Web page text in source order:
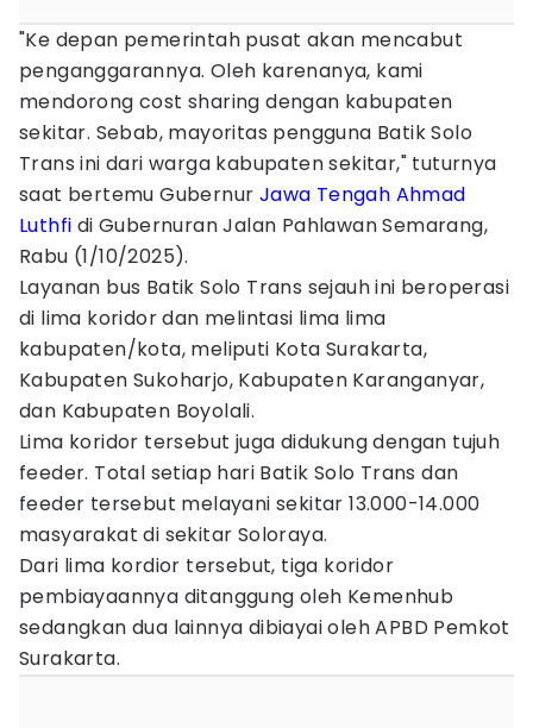
"Ke depan pemerintah pusat akan mencabut
penganggarannya. Oleh karenanya, kami
mendorong cost sharing dengan kabupaten
sekitar. Sebab, mayoritas pengguna Batik Solo
Trans ini dari warga kabupaten sekitar," tuturnya
saat bertemu Gubernur Jawa Tengah Ahmad
Luthfi di Gubernuran Jalan Pahlawan Semarang,
Rabu (1/10/2025).
Layanan bus Batik Solo Trans sejauh ini beroperasi
di lima koridor dan melintasi lima lima
kabupaten/kota, meliputi Kota Surakarta,
Kabupaten Sukoharjo, Kabupaten Karanganyar,
dan Kabupaten Boyolali.
Lima koridor tersebut juga didukung dengan tujuh
feeder. Total setiap hari Batik Solo Trans dan
feeder tersebut melayani sekitar 13.000-14.000
masyarakat di sekitar Soloraya.
Dari lima kordior tersebut, tiga koridor
pembiayaannya ditanggung oleh Kemenhub
sedangkan dua lainnya dibiayai oleh APBD Pemkot
Surakarta.